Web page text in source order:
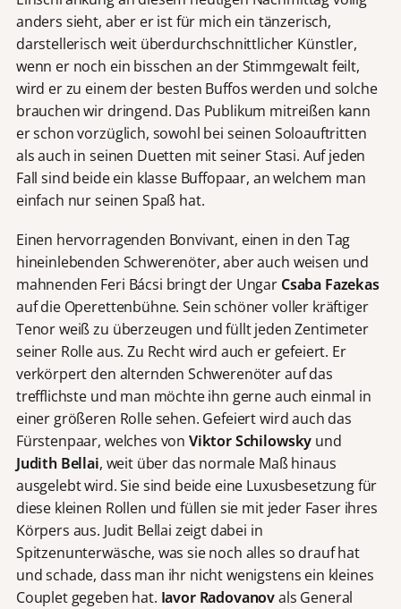
anders sieht, aber er ist für mich ein tänzerisch,
darstellerisch weit überdurchschnittlicher Künstler,
wenn er noch ein bisschen an der Stimmgewalt feilt,
wird er zu einem der besten Buffos werden und solche
brauchen wir dringend. Das Publikum mitreißen kann
er schon vorzüglich, sowohl bei seinen Soloauftritten
als auch in seinen Duetten mit seiner Stasi. Auf jeden
Fall sind beide ein klasse Buffopaar, an welchem man
einfach nur seinen Spaß hat.
Einen hervorragenden Bonvivant, einen in den Tag
hineinlebenden Schwerenöter, aber auch weisen und
mahnenden Feri Bácsi bringt der Ungar Csaba Fazekas
auf die Operettenbühne. Sein schöner voller kräftiger
Tenor weiß zu überzeugen und füllt jeden Zentimeter
seiner Rolle aus. Zu Recht wird auch er gefeiert. Er
verkörpert den alternden Schwerenöter auf das
trefflichste und man möchte ihn gerne auch einmal in
einer größeren Rolle sehen. Gefeiert wird auch das
Fürstenpaar, welches von Viktor Schilowsky und
Judith Bellai, weit über das normale Maß hinaus
ausgelebt wird. Sie sind beide eine Luxusbesetzung für
diese kleinen Rollen und füllen sie mit jeder Faser ihres
Körpers aus. Judit Bellai zeigt dabei in
Spitzenunterwäsche, was sie noch alles so drauf hat
und schade, dass man ihr nicht wenigstens ein kleines
Couplet gegeben hat. Iavor Radovanovals General